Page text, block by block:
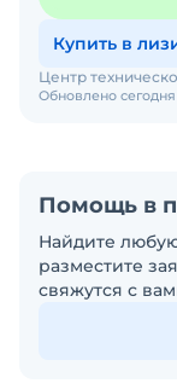
Купить в
Обновлено сегодня
Центр
Помощь в
Найдите
разместите
свяжутся с